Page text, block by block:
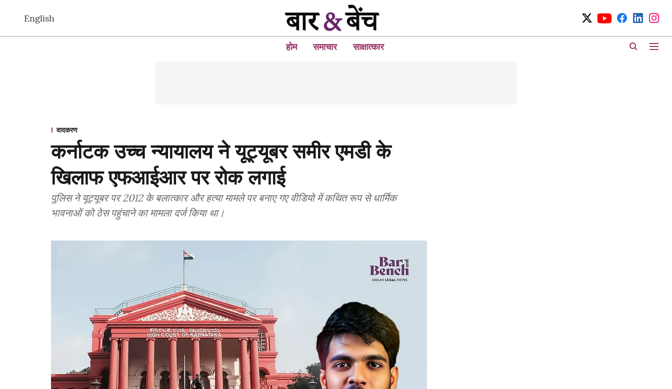
English
होम समाचार साक्षात्कार
वादकरण
कर्नाटक उच्च न्यायालय ने यूट्यूबर समीर एमडी के
खिलाफ एफआईआर पर रोक लगाई
पुलिस ने यूट्यूबर पर 2012 के बलात्कार और हत्या मामले पर बनाए गए वीडियो में कथित रूप से धार्मिक
भावनाओं को ठेस पहुंचाने का मामला दर्ज किया था।